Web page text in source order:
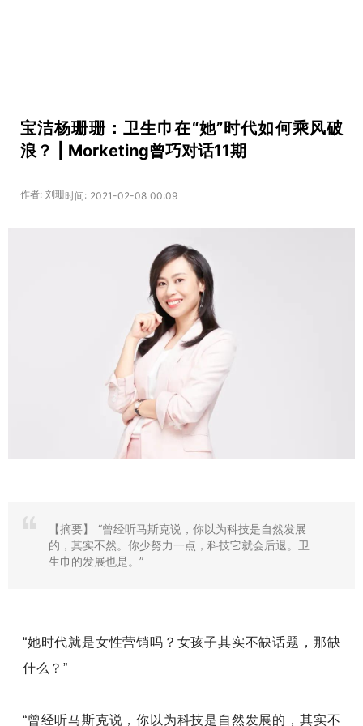
宝洁杨珊珊：卫生巾在“她”时代如何乘风破
浪？ | Morketing曾巧对话11期
作者: 刘珊时间: 2021-02-08 00:09
【摘要】
“曾经听马斯克说，你以为科技是自然发展
的，其实不然。你少努力一点，科技它就会后退。卫
生巾的发展也是。”
“她时代就是女性营销吗？女孩子其实不缺话题，那缺
什么？”
“曾经听马斯克说，你以为科技是自然发展的，其实不